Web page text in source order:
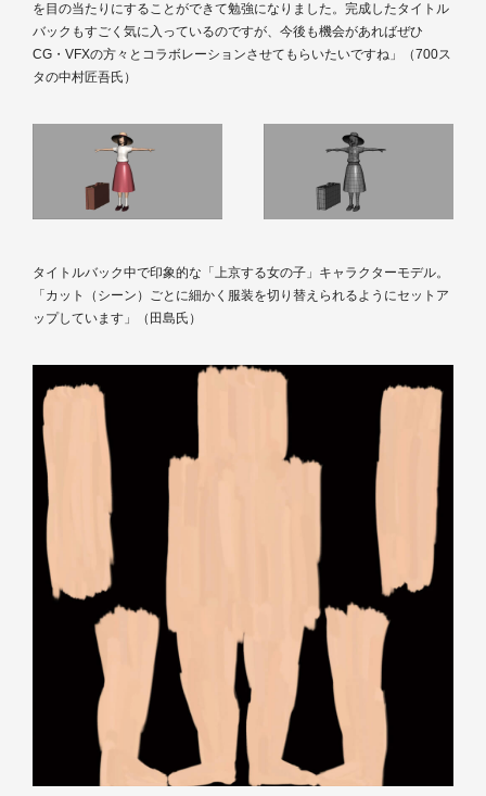
を目の当たりにすることができて勉強になりました。完成したタイトル
バックもすごく気に入っているのですが、今後も機会があればぜひ
CG・VFXの方々とコラボレーションさせてもらいたいですね」（700ス
タの中村匠吾氏）
タイトルバック中で印象的な「上京する女の子」キャラクターモデル。
「カット（シーン）ごとに細かく服装を切り替えられるようにセットア
ップしています」（田島氏）